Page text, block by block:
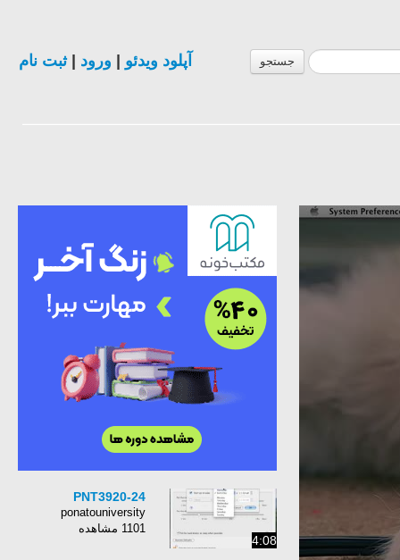
جستجو آپلود ویدئو ورود |ثبت نام
4:08
PNT3920-24
ponatouniversity
1101 مشاهده